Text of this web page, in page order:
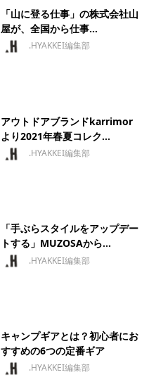
「山に登る仕事」の株式会社山
屋が、全国から仕事...
.HYAKKEI編集部
アウトドアブランドkarrimor
より2021年春夏コレク...
.HYAKKEI編集部
「手ぶらスタイルをアップデー
トする」MUZOSAから...
.HYAKKEI編集部
キャンプギアとは？初心者にお
すすめの6つの定番ギア
.HYAKKEI編集部